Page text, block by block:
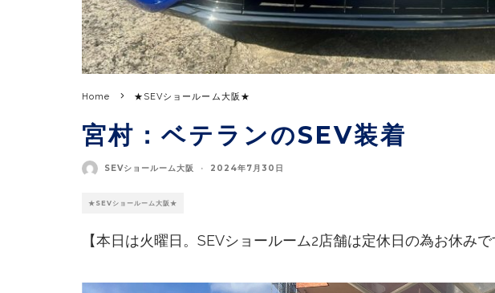
Home ★SEVショールーム大阪★
宮村：ベテランのSEV装着
SEVショールーム大阪 · 2024年7月30日
★SEVショールーム大阪★
【本日は火曜日。SEVショールーム2店舗は定休日の為お休みで